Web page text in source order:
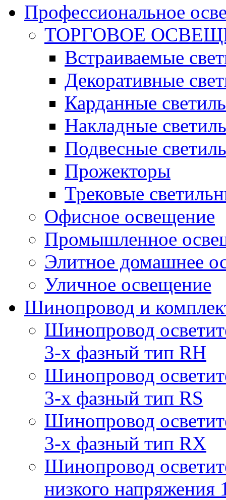
Профессиональное
ТОРГОВОЕ
Встраиваемые
Декоративные
Карданные
Накладные
Подвесные
Прожекторы
Трековые
Офисное освещение
Промышленное
Элитное домашнее
Уличное освещение
Шинопровод и
Шинопровод
3-х фазный тип RH
Шинопровод
3-х фазный тип RS
Шинопровод
3-х фазный тип RX
Шинопровод
низкого напряжения